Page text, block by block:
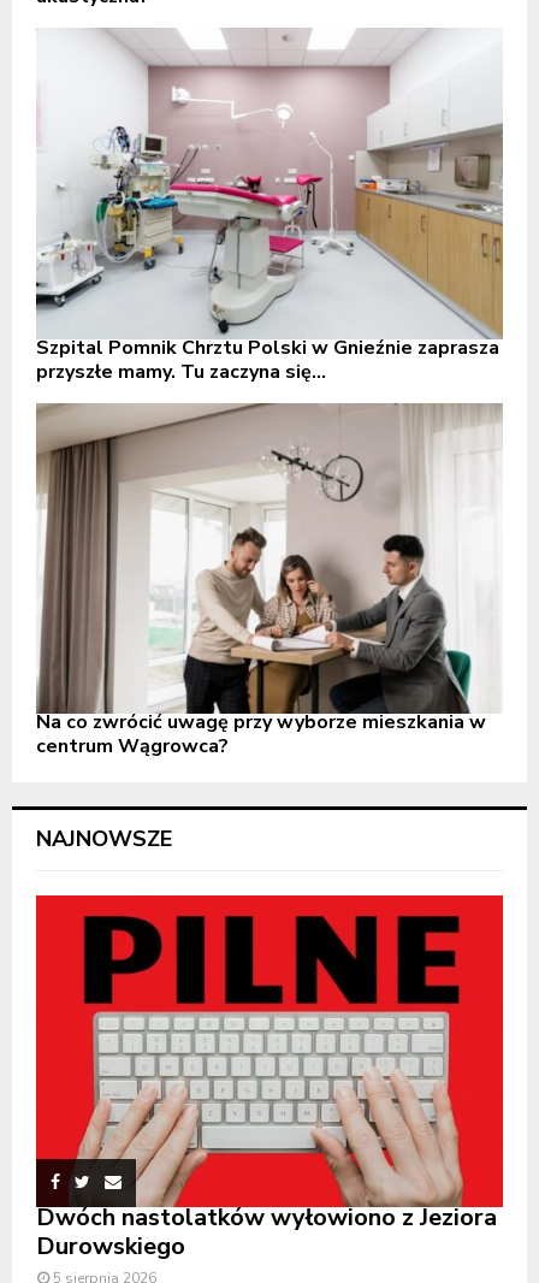
Szpital Pomnik Chrztu Polski w Gnieźnie zaprasza
przyszłe mamy. Tu zaczyna się...
Na co zwrócić uwagę przy wyborze mieszkania w
centrum Wągrowca?
NAJNOWSZE
Dwóch nastolatków wyłowiono z Jeziora
Durowskiego
5 sierpnia 2026